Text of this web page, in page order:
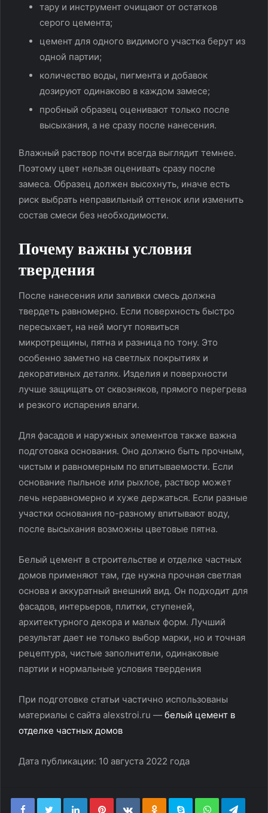
тару и инструмент очищают от остатков
серого цемента;
цемент для одного видимого участка берут из
одной партии;
количество воды, пигмента и добавок
дозируют одинаково в каждом замесе;
пробный образец оценивают только после
высыхания, а не сразу после нанесения.
Влажный раствор почти всегда выглядит темнее.
Поэтому цвет нельзя оценивать сразу после
замеса. Образец должен высохнуть, иначе есть
риск выбрать неправильный оттенок или изменить
состав смеси без необходимости.
Почему важны условия
твердения
После нанесения или заливки смесь должна
твердеть равномерно. Если поверхность быстро
пересыхает, на ней могут появиться
микротрещины, пятна и разница по тону. Это
особенно заметно на светлых покрытиях и
декоративных деталях. Изделия и поверхности
лучше защищать от сквозняков, прямого перегрева
и резкого испарения влаги.
Для фасадов и наружных элементов также важна
подготовка основания. Оно должно быть прочным,
чистым и равномерным по впитываемости. Если
основание пыльное или рыхлое, раствор может
лечь неравномерно и хуже держаться. Если разные
участки основания по-разному впитывают воду,
после высыхания возможны цветовые пятна.
Белый цемент в строительстве и отделке частных
домов применяют там, где нужна прочная светлая
основа и аккуратный внешний вид. Он подходит для
фасадов, интерьеров, плитки, ступеней,
архитектурного декора и малых форм. Лучший
результат дает не только выбор марки, но и точная
рецептура, чистые заполнители, одинаковые
партии и нормальные условия твердения
При подготовке статьи частично использованы
материалы с сайта alexstroi.ru — белый цемент в
отделке частных домов
Дата публикации: 10 августа 2022 года
LinkedInPinterestВконтактеОдноклассники
Skype WhatsApp